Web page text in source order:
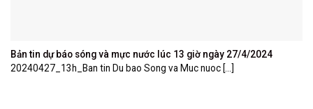
Bản tin dự báo sóng và mực nước lúc 13 giờ ngày 27/4/2024
20240427_13h_Ban tin Du bao Song va Muc nuoc [...]